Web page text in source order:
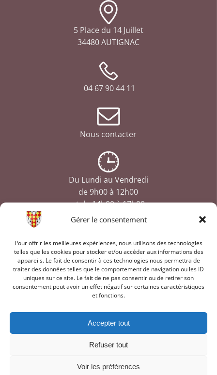
Gérer le consentement
Pour offrir les meilleures expériences, nous utilisons des technologies
telles que les cookies pour stocker et/ou accéder aux informations des
appareils. Le fait de consentir à ces technologies nous permettra de
traiter des données telles que le comportement de navigation ou les ID
uniques sur ce site. Le fait de ne pas consentir ou de retirer son
consentement peut avoir un effet négatif sur certaines caractéristiques
et fonctions.
Accepter tout
Refuser tout
Voir les préférences
5 Place du 14 Juillet
34480 AUTIGNAC
04 67 90 44 11
Nous contacter
Du Lundi au Vendredi
de 9h00 à 12h00
et de 14h00 à 17h00
Mentions légales
Plan du site